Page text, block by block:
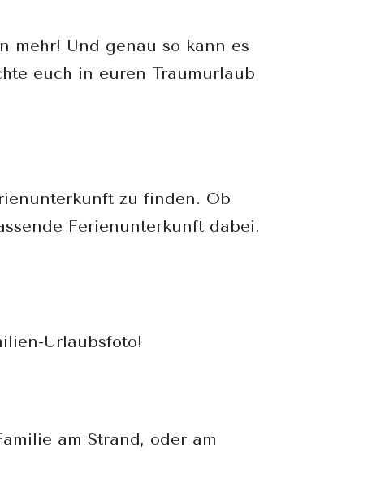
mehr! Und genau so kann es
euch in euren Traumurlaub
zu finden. Ob
Ferienunterkunft dabei.
Urlaubsfoto!
am Strand, oder am